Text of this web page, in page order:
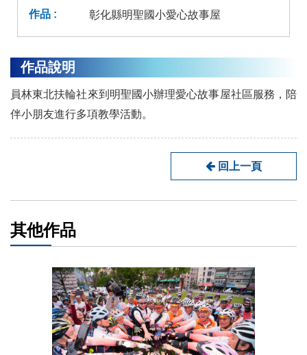
彰化縣明聖國小愛心故事屋
作品說明
員林東北扶輪社來到明聖國小辦理愛心故事屋社區服務，陪
伴小朋友進行多項教學活動。
回上一頁
其他作品